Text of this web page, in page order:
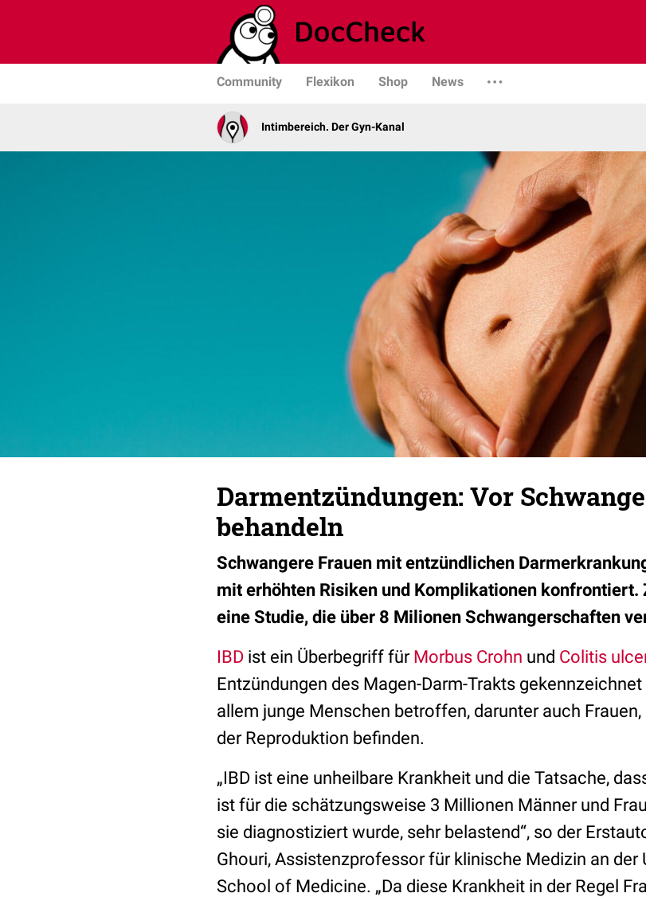
Community Flexikon Shop News
Intimbereich. Der Gyn-Kanal
Darmentzündungen: Vor
behandeln
Schwangere Frauen mit entzündlichen
mit erhöhten Risiken und Komplikationen konfrontiert.
eine Studie, die über 8 Milionen Schwangerschaften
IBD ist ein Überbegriff für Morbus Crohn und Colitis
Entzündungen des Magen-Darm-Trakts
allem junge Menschen betroffen, darunter auch
der Reproduktion befinden.
„IBD ist eine unheilbare Krankheit und die Tatsache,
ist für die schätzungsweise 3 Millionen Männer und
sie diagnostiziert wurde, sehr belastend“, so der
Ghouri, Assistenzprofessor für klinische Medizin an der
School of Medicine. „Da diese Krankheit in der Regel